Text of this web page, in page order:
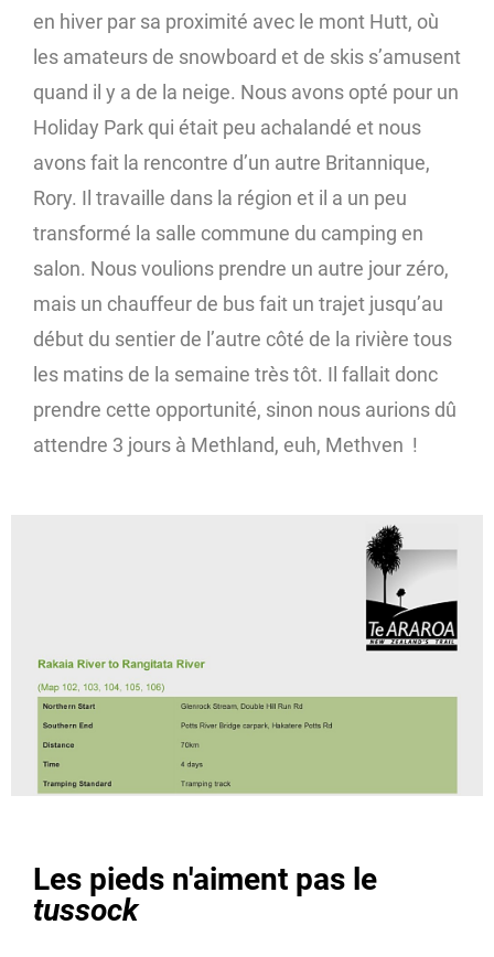
en hiver par sa proximité avec le mont Hutt, où
les amateurs de snowboard et de skis s’amusent
quand il y a de la neige. Nous avons opté pour un
Holiday Park qui était peu achalandé et nous
avons fait la rencontre d’un autre Britannique,
Rory. Il travaille dans la région et il a un peu
transformé la salle commune du camping en
salon. Nous voulions prendre un autre jour zéro,
mais un chauffeur de bus fait un trajet jusqu’au
début du sentier de l’autre côté de la rivière tous
les matins de la semaine très tôt. Il fallait donc
prendre cette opportunité, sinon nous aurions dû
attendre 3 jours à Methland, euh, Methven !
Les pieds n'aiment pas le
tussock